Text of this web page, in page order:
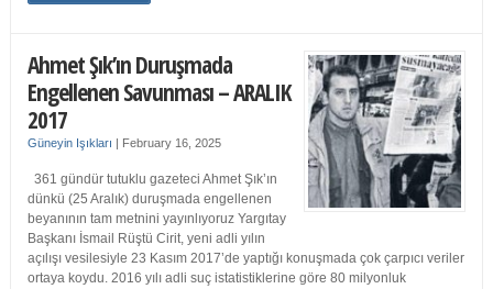
Ahmet Şık’ın Duruşmada
Engellenen Savunması – ARALIK
2017
Güneyin Işıkları | February 16, 2025
361 gündür tutuklu gazeteci Ahmet Şık’ın
dünkü (25 Aralık) duruşmada engellenen
beyanının tam metnini yayınlıyoruz Yargıtay
Başkanı İsmail Rüştü Cirit, yeni adli yılın
açılışı vesilesiyle 23 Kasım 2017’de yaptığı konuşmada çok çarpıcı veriler
ortaya koydu. 2016 yılı adli suç istatistiklerine göre 80 milyonluk